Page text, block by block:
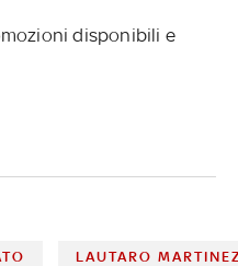
disponibili e
LAUTARO